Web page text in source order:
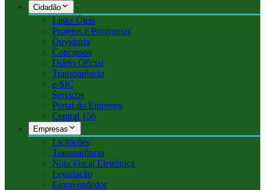
Cidadão
Links Úteis
Projetos e Programas
Ouvidoria
Concursos
Diário Oficial
Transparência
e-SIC
Serviços
Portal do Emprego
Central 156
Empresas
Licitações
Transparência
Nota Fiscal Eletrônica
Legislação
Empreendedor